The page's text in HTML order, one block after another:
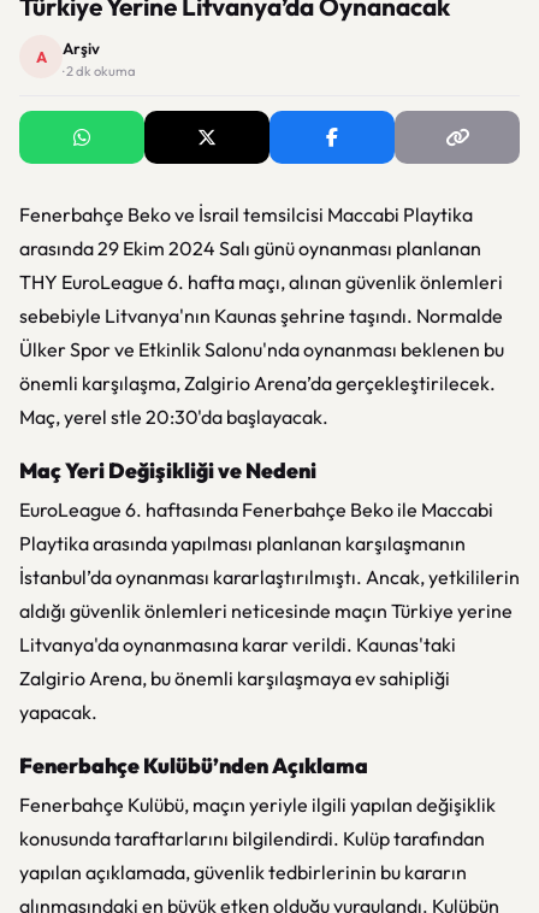
A Arşiv
· 2 dk okuma
Fenerbahçe Beko ve İsrail temsilcisi Maccabi Playtika
arasında 29 Ekim 2024 Salı günü oynanması planlanan
THY EuroLeague 6. hafta maçı, alınan güvenlik önlemleri
sebebiyle Litvanya'nın Kaunas şehrine taşındı. Normalde
Ülker Spor ve Etkinlik Salonu'nda oynanması beklenen bu
önemli karşılaşma, Zalgirio Arena’da gerçekleştirilecek.
Maç, yerel stle 20:30'da başlayacak.
Maç Yeri Değişikliği ve Nedeni
EuroLeague 6. haftasında Fenerbahçe Beko ile Maccabi
Playtika arasında yapılması planlanan karşılaşmanın
İstanbul’da oynanması kararlaştırılmıştı. Ancak, yetkililerin
aldığı güvenlik önlemleri neticesinde maçın Türkiye yerine
Litvanya'da oynanmasına karar verildi. Kaunas'taki
Zalgirio Arena, bu önemli karşılaşmaya ev sahipliği
yapacak.
Fenerbahçe Kulübü’nden Açıklama
Fenerbahçe Kulübü, maçın yeriyle ilgili yapılan değişiklik
konusunda taraftarlarını bilgilendirdi. Kulüp tarafından
yapılan açıklamada, güvenlik tedbirlerinin bu kararın
alınmasındaki en büyük etken olduğu vurgulandı. Kulübün